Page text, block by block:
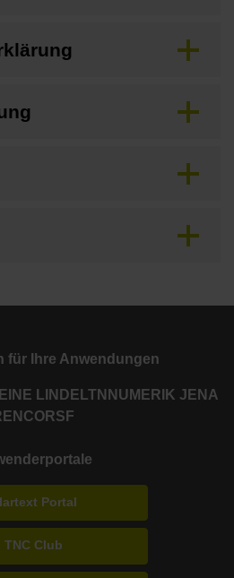
für Ihre Anwendungen
LINDE LTN NUMERIK JENA
RSF
Portal
TNC Club